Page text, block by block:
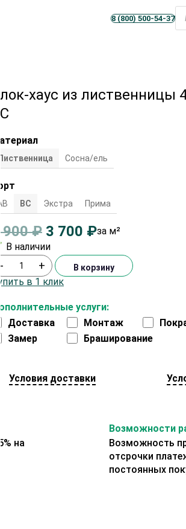
Телеграм
MAX8 (800) 500-54-37
Блок-хаус из лиственницы
ВС
Лиственница Сосна/ель
АВ ВС Экстра Прима
3 900₽ 3 700 ₽за м²
В наличии
услуги:
Доставка
Монтаж
Замер
Браширование
- + В корзину
в 1 клик
Условия доставки
на
Возможности
Возможность
отсрочки
постоянных